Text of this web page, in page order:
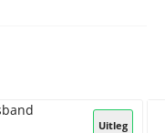
Uitleg